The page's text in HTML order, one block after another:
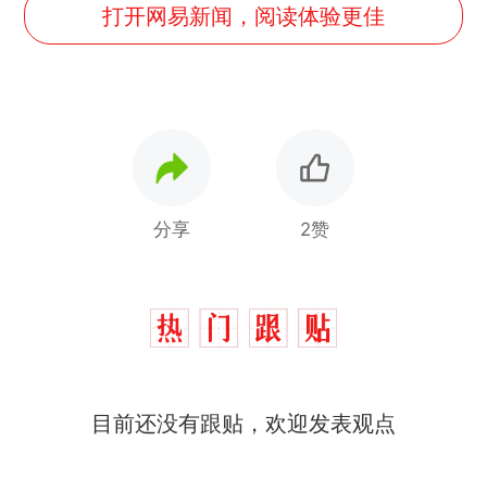
打开网易新闻，阅读体验更佳
分享 2赞
目前还没有跟贴，欢迎发表观点